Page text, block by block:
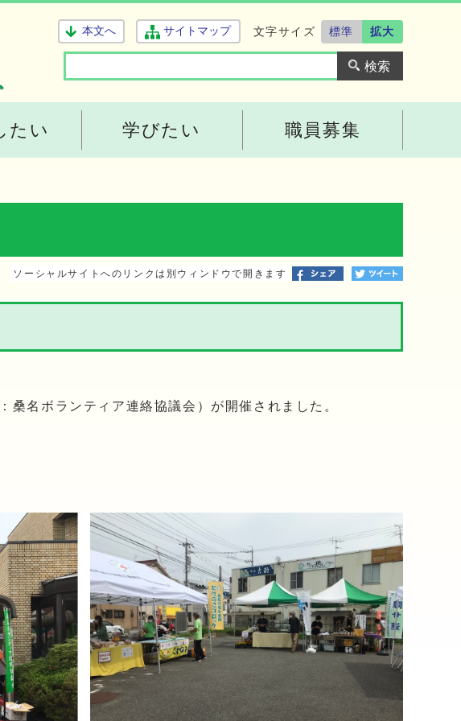
本文へ サイトマップ 文字サイズ 標準 拡大
たい 学びたい 職員募集
ソーシャルサイトへのリンクは別ウィンドウで開きます
名ボランティア連絡協議会）が開催されました。